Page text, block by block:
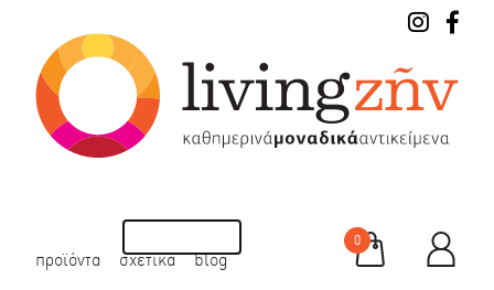
προϊόντα σχετικά blog
0